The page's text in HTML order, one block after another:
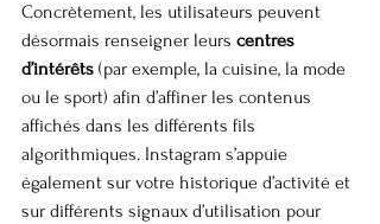
Concrètement, les utilisateurs peuvent
désormais renseigner leurs centres
d’intérêts (par exemple, la cuisine, la mode
ou le sport) afin d’affiner les contenus
affichés dans les différents fils
algorithmiques. Instagram s’appuie
également sur votre historique d’activité et
sur différents signaux d’utilisation pour